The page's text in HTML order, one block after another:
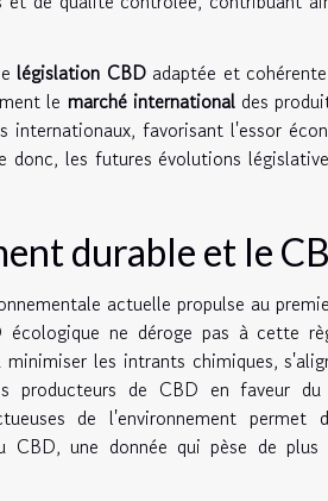
législation CBDadaptée et
le marché internationaldes
internationaux, favorisant l'essor
donc, les futures évolutions
durable et le
actuelle propulse au
ne déroge pas à cette
les intrants chimiques,
producteurs de CBD en faveur
de l'environnement permet
CBD, une donnée qui pèse de